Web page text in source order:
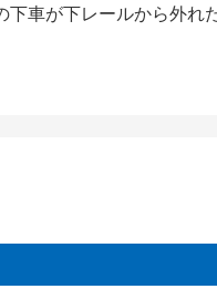
車が下レールから外れ